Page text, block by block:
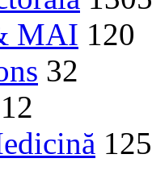
MAI 120
32
12
125